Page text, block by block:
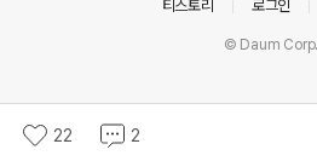
22 2
티스토리 로그인
© Daum Corp.